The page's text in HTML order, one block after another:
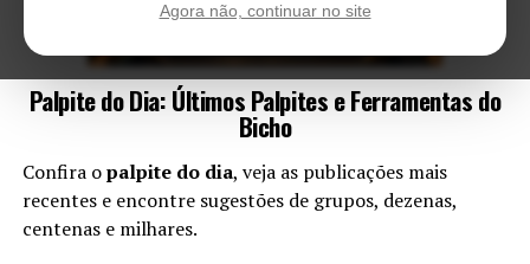
Palpite do Dia: Últimos Palpites e Ferramentas do
Bicho
Confira opalpite do dia, veja as publicações mais
recentes e encontre sugestões de grupos, dezenas,
centenas e milhares.
Agora não, continuar no site